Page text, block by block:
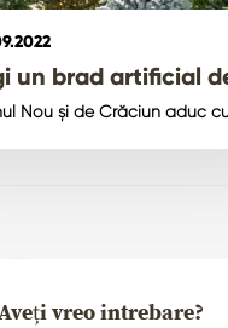
un brad artificial
Nou și de Crăciun aduc
vreo intrebare?